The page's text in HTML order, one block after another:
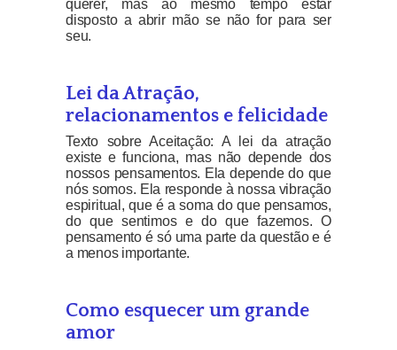
querer, mas ao mesmo tempo estar
disposto a abrir mão se não for para ser
seu.
Lei da Atração,
relacionamentos e felicidade
Texto sobre Aceitação: A lei da atração
existe e funciona, mas não depende dos
nossos pensamentos. Ela depende do que
nós somos. Ela responde à nossa vibração
espiritual, que é a soma do que pensamos,
do que sentimos e do que fazemos. O
pensamento é só uma parte da questão e é
a menos importante.
Como esquecer um grande
amor